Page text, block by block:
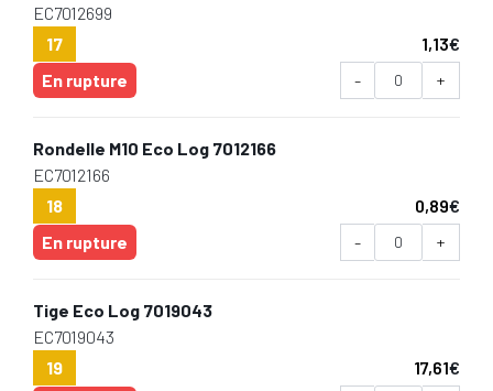
EC7012699
17
1,13€
En rupture
- +
Rondelle M10 Eco Log 7012166
EC7012166
18
0,89€
En rupture
- +
Tige Eco Log 7019043
EC7019043
19
17,61€